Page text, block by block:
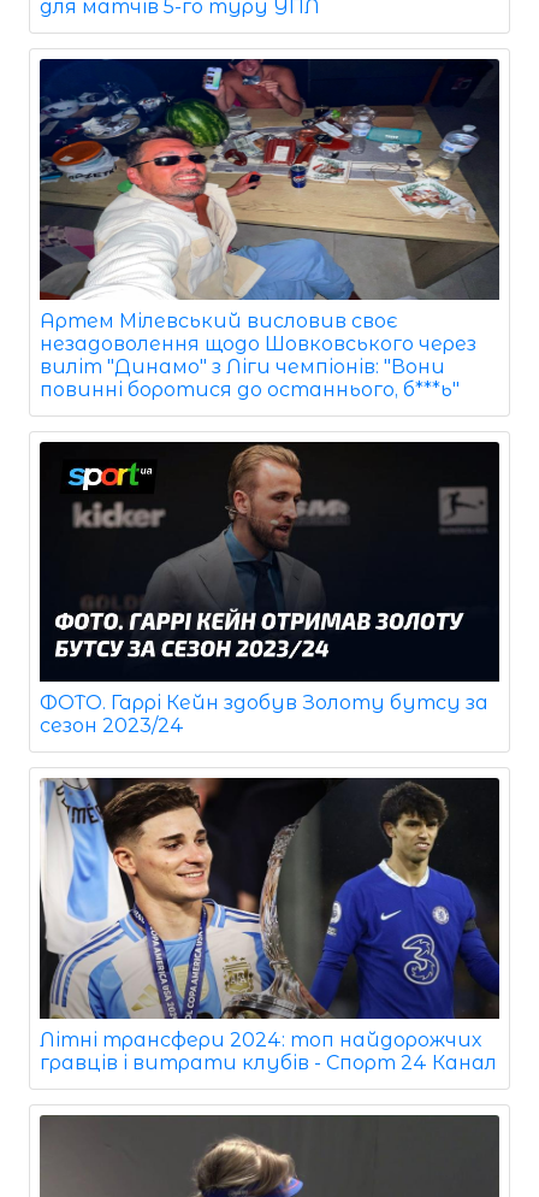
для матчів 5-го туру УПЛ
Артем Мілевський висловив своє
незадоволення щодо Шовковського через
виліт "Динамо" з Ліги чемпіонів: "Вони
повинні боротися до останнього, б***ь"
ФОТО. Гаррі Кейн здобув Золоту бутсу за
сезон 2023/24
Літні трансфери 2024: топ найдорожчих
гравців і витрати клубів - Спорт 24 Канал